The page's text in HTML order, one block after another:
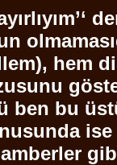
), hem
bu